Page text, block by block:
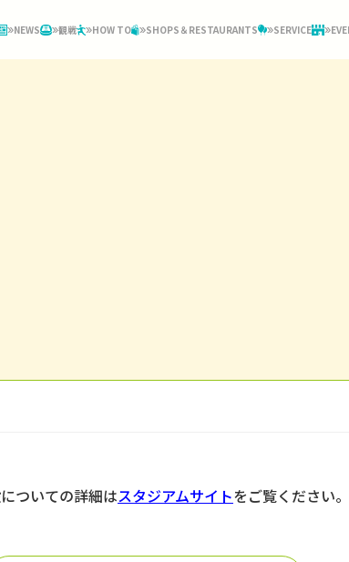
NEWS 観戦 HOW TO SHOPS＆RESTAURANTS SERVICE
ついての詳細はスタジアムサイトをご覧ください。